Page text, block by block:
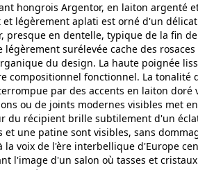
hongrois Argentor, en laiton argenté
légèrement aplati est orné d'un
en dentelle, typique de la fin
surélevée cache des
du design. La haute poignée
compositionnel fonctionnel. La tonalité
par des accents en laiton doré
ou de joints modernes visibles met
du récipient brille subtilement d'un
une patine sont visibles, sans
voix de l'ère interbellique d'Europe
l'image d'un salon où tasses et